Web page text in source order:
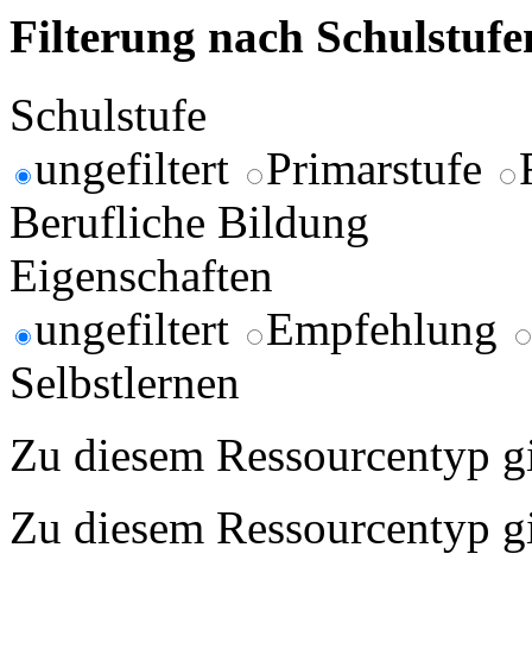
Filterung nach
Schulstufe
ungefiltert
Primarstufe
Berufliche Bildung
Eigenschaften
ungefiltert
Empfehlung
Selbstlernen
Zu diesem Ressourcentyp
Zu diesem Ressourcentyp